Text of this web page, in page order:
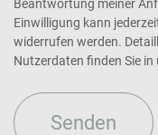
Beantwortung meiner
Einwilligung kann
widerrufen werden.
Nutzerdaten finden Sie
Senden